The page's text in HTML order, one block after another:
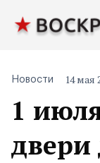
1
двери
Новости 14 мая